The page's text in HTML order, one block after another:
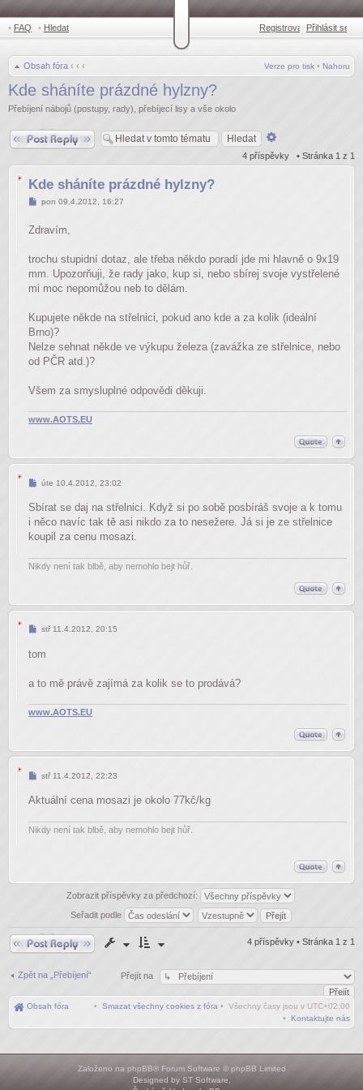
• FAQ • Hledat Registrovat •Přihlásit se
Obsah fóra ‹ ‹ ‹ Nahoru
Verze pro tisk •
Kde sháníte prázdné hylzny?
Přebíjení nábojů (postupy, rady), přebíjecí lisy a vše okolo
Odpovědět
4 příspěvky • Stránka 1 z 1
Kde sháníte prázdné hylzny?
Příspěvek
pon 09.4.2012, 16:27
Zdravím,
trochu stupidní dotaz, ale třeba někdo poradí jde mi hlavně o 9x19
mm. Upozorňuji, že rady jako, kup si, nebo sbírej svoje vystřelené
mi moc nepomůžou neb to dělám.
Kupujete někde na střelnici, pokud ano kde a za kolik (ideální
Brno)?
Nelze sehnat někde ve výkupu železa (zavážka ze střelnice, nebo
od PČR atd.)?
Všem za smysluplné odpovědi děkuji.
www.AOTS.EU
Příspěvek
úte 10.4.2012, 23:02
Sbírat se daj na střelnici. Když si po sobě posbíráš svoje a k tomu
i něco navíc tak tě asi nikdo za to nesežere. Já si je ze střelnice
koupil za cenu mosazi.
Nikdy není tak blbě, aby nemohlo bejt hůř.
Příspěvek
stř 11.4.2012, 20:15
tom
a to mě právě zajímá za kolik se to prodává?
www.AOTS.EU
Příspěvek
stř 11.4.2012, 22:23
Aktuální cena mosazi je okolo 77kč/kg
Nikdy není tak blbě, aby nemohlo bejt hůř.
Zobrazit příspěvky za předchozí:
Seřadit podle
Odpovědět 4 příspěvky • Stránka 1 z 1
Zpět na „Přebíjení“ Přejít na
Obsah fóra • Všechny časy jsou v UTC+02:00
• Smazat všechny cookies z fóra
•
Kontaktujte nás
Založeno na phpBB® Forum Software © phpBB Limited
Designed by ST Software.